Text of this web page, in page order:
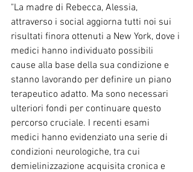
"La madre di Rebecca, Alessia,
attraverso i social aggiorna tutti noi sui
risultati finora ottenuti a New York, dove i
medici hanno individuato possibili
cause alla base della sua condizione e
stanno lavorando per definire un piano
terapeutico adatto. Ma sono necessari
ulteriori fondi per continuare questo
percorso cruciale. I recenti esami
medici hanno evidenziato una serie di
condizioni neurologiche, tra cui
demielinizzazione acquisita cronica e